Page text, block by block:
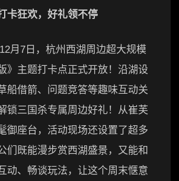
卡狂欢， 好礼领不停
7日，杭州西湖周边超大规模
》主题打卡点正式开放！沿湖设
船借箭、问题竞答等趣味互动关
锁三国杀专属周边好礼！从崔芙
御座台，活动现场还设置了超多
们既能漫步赏西湖盛景，又能和
动、畅谈玩法，让这个周末惬意